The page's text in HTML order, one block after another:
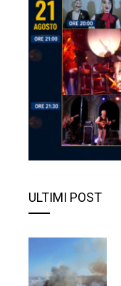
ULTIMI POST